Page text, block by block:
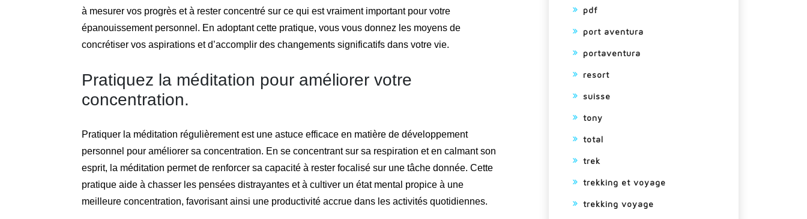
à mesurer vos progrès et à rester concentré sur ce qui est vraiment important pour votre
épanouissement personnel. En adoptant cette pratique, vous vous donnez les moyens de
concrétiser vos aspirations et d’accomplir des changements significatifs dans votre vie.
Pratiquez la méditation pour améliorer votre
concentration.
Pratiquer la méditation régulièrement est une astuce efficace en matière de développement
personnel pour améliorer sa concentration. En se concentrant sur sa respiration et en calmant son
esprit, la méditation permet de renforcer sa capacité à rester focalisé sur une tâche donnée. Cette
pratique aide à chasser les pensées distrayantes et à cultiver un état mental propice à une
meilleure concentration, favorisant ainsi une productivité accrue dans les activités quotidiennes.
pdf
port aventura
portaventura
resort
suisse
tony
total
trek
trekking et voyage
trekking voyage